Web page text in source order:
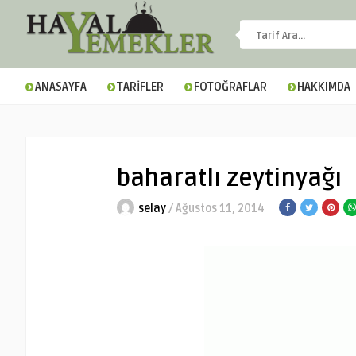
ANASAYFA TARİFLER FOTOĞRAFLAR HAKKIMDA
baharatlı zeytinyağı
selay/ Ağustos 11, 2014